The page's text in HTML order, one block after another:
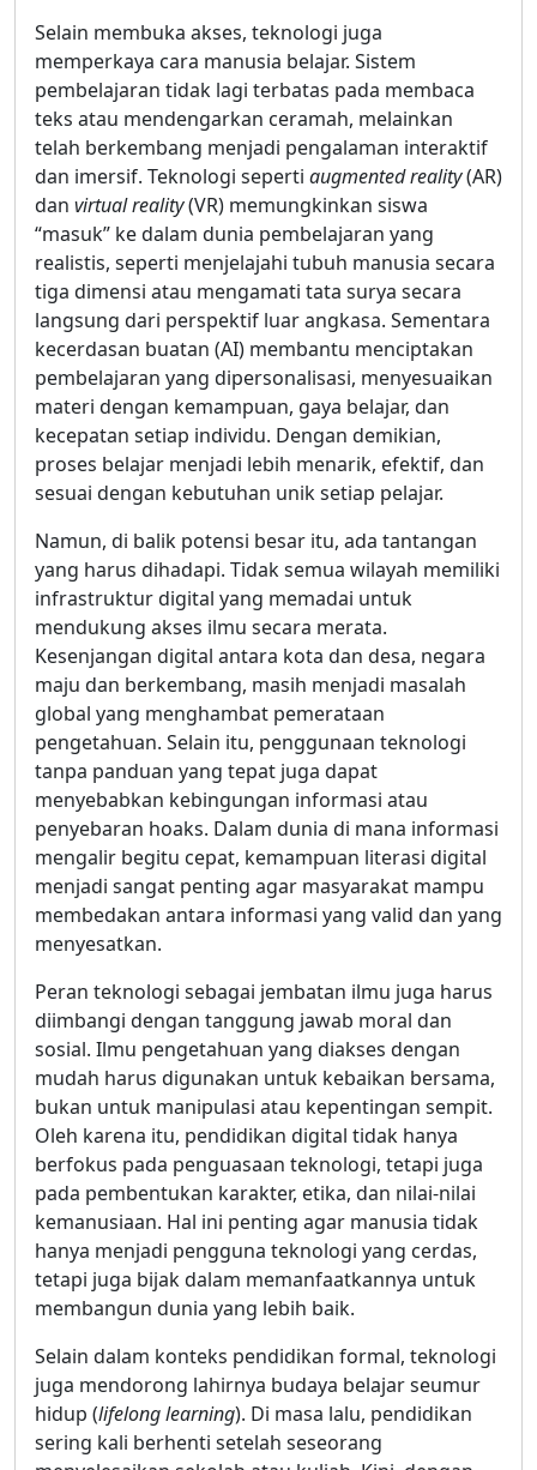
Selain membuka akses, teknologi juga
memperkaya cara manusia belajar. Sistem
pembelajaran tidak lagi terbatas pada membaca
teks atau mendengarkan ceramah, melainkan
telah berkembang menjadi pengalaman interaktif
dan imersif. Teknologi seperti augmented reality(AR)
dan virtual reality(VR) memungkinkan siswa
“masuk” ke dalam dunia pembelajaran yang
realistis, seperti menjelajahi tubuh manusia secara
tiga dimensi atau mengamati tata surya secara
langsung dari perspektif luar angkasa. Sementara
kecerdasan buatan (AI) membantu menciptakan
pembelajaran yang dipersonalisasi, menyesuaikan
materi dengan kemampuan, gaya belajar, dan
kecepatan setiap individu. Dengan demikian,
proses belajar menjadi lebih menarik, efektif, dan
sesuai dengan kebutuhan unik setiap pelajar.
Namun, di balik potensi besar itu, ada tantangan
yang harus dihadapi. Tidak semua wilayah memiliki
infrastruktur digital yang memadai untuk
mendukung akses ilmu secara merata.
Kesenjangan digital antara kota dan desa, negara
maju dan berkembang, masih menjadi masalah
global yang menghambat pemerataan
pengetahuan. Selain itu, penggunaan teknologi
tanpa panduan yang tepat juga dapat
menyebabkan kebingungan informasi atau
penyebaran hoaks. Dalam dunia di mana informasi
mengalir begitu cepat, kemampuan literasi digital
menjadi sangat penting agar masyarakat mampu
membedakan antara informasi yang valid dan yang
menyesatkan.
Peran teknologi sebagai jembatan ilmu juga harus
diimbangi dengan tanggung jawab moral dan
sosial. Ilmu pengetahuan yang diakses dengan
mudah harus digunakan untuk kebaikan bersama,
bukan untuk manipulasi atau kepentingan sempit.
Oleh karena itu, pendidikan digital tidak hanya
berfokus pada penguasaan teknologi, tetapi juga
pada pembentukan karakter, etika, dan nilai-nilai
kemanusiaan. Hal ini penting agar manusia tidak
hanya menjadi pengguna teknologi yang cerdas,
tetapi juga bijak dalam memanfaatkannya untuk
membangun dunia yang lebih baik.
Selain dalam konteks pendidikan formal, teknologi
juga mendorong lahirnya budaya belajar seumur
hidup (lifelong learning). Di masa lalu, pendidikan
sering kali berhenti setelah seseorang